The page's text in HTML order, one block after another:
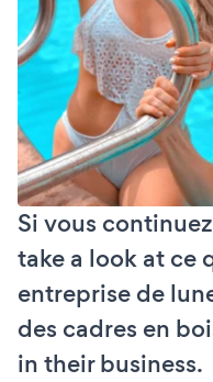
Si vous
take a look at ce
entreprise de
des cadres en
in their business.